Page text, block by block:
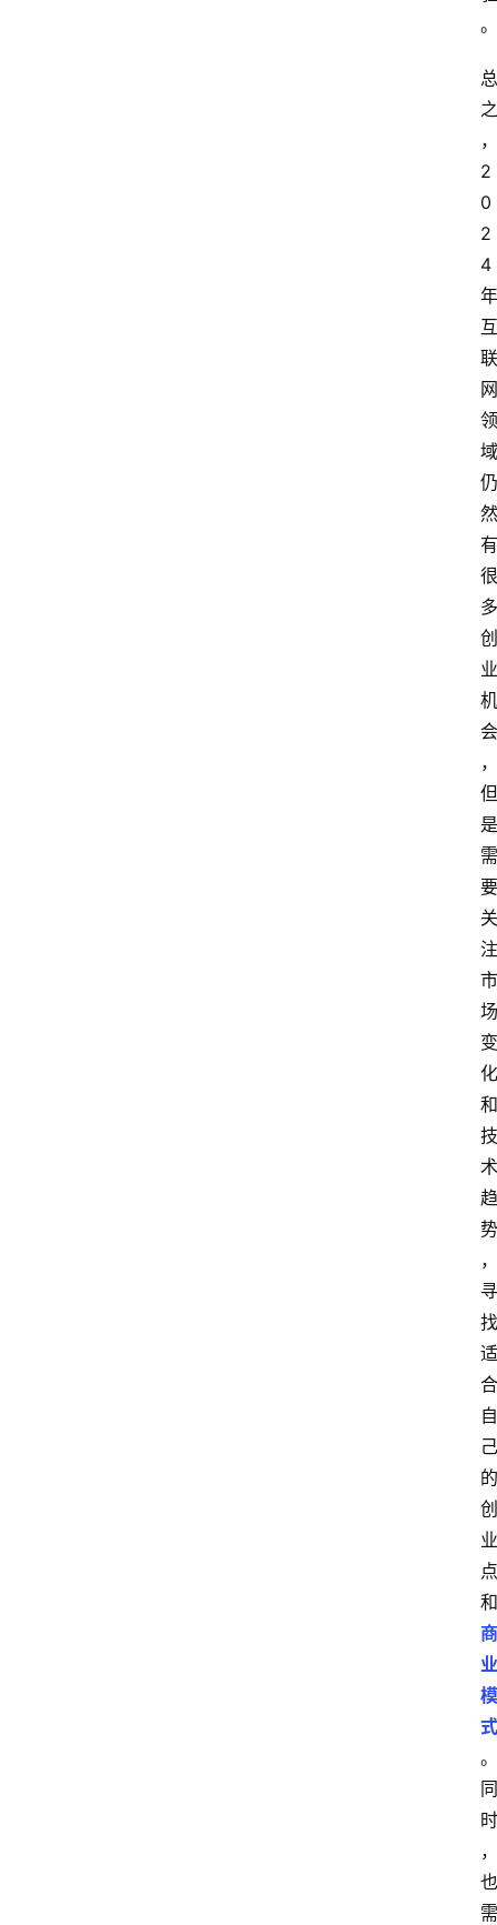
。
总
之
，
2
0
2
4
年
互
联
网
领
域
仍
然
有
很
多
创
业
机
会
，
但
是
需
要
关
注
市
场
变
化
和
技
术
趋
势
，
寻
找
适
合
自
己
的
创
业
点
和
商
业
模
式
。
同
时
，
也
需